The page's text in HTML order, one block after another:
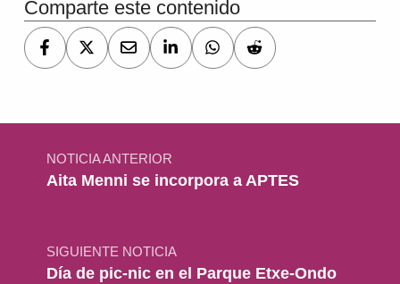
Comparte este contenido
Navegación de entradas
NOTICIA ANTERIOR
Aita Menni se incorpora a APTES
SIGUIENTE NOTICIA
Día de pic-nic en el Parque Etxe-Ondo